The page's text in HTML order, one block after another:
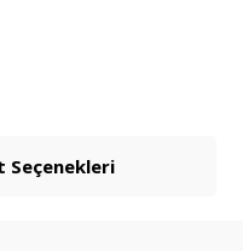
Seçenekleri